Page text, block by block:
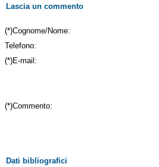
Lascia un commento
(*)Cognome/Nome:
Telefono:
(*)E-mail:
(*)Commento:
Dati bibliografici